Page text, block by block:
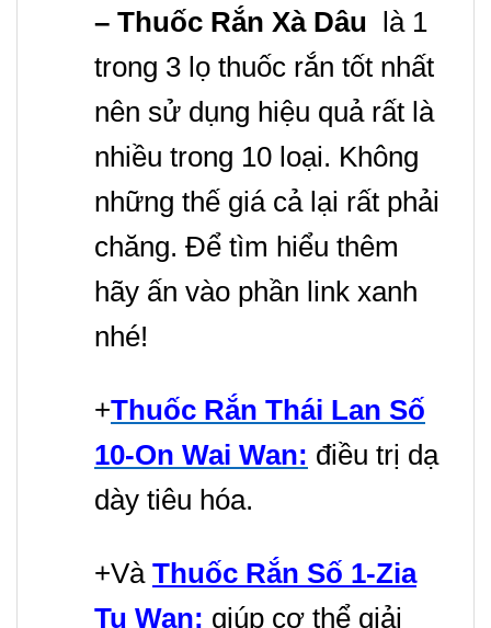
– Thuốc Rắn Xà Dâu là 1
trong 3 lọ thuốc rắn tốt nhất
nên sử dụng hiệu quả rất là
nhiều trong 10 loại. Không
những thế giá cả lại rất phải
chăng. Để tìm hiểu thêm
hãy ấn vào phần link xanh
nhé!
+Thuốc Rắn Thái Lan Số
10-On Wai Wan: điều trị dạ
dày tiêu hóa.
+Và Thuốc Rắn Số 1-Zia
Tu Wan: giúp cơ thể giải